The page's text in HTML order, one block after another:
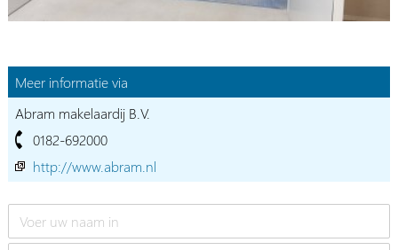
Meer informatie via
Abram makelaardij B.V.
0182-692000
http://www.abram.nl